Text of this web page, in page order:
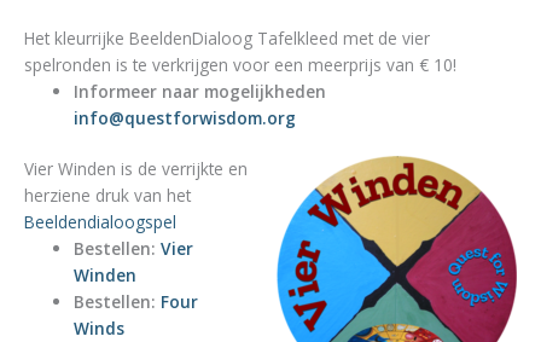
Het kleurrijke BeeldenDialoog Tafelkleed met de vier
spelronden is te verkrijgen voor een meerprijs van € 10!
Informeer naar mogelijkheden
info@questforwisdom.org
Vier Winden is de verrijkte en
herziene druk van het
Beeldendialoogspel
Bestellen:Vier
Winden
Bestellen: Four
Winds